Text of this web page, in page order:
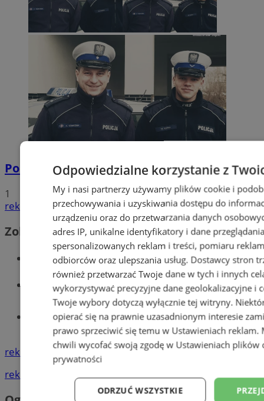
Policyjna eskorta na porodówkę
1
reklama
Zobacz również
Wiadomości kryminalne w Wodzisławiu
Wiadomości lokalne
Tworzenie stron www - Wodzisław
Śląski
reklama
reklama
Odpowiedzialne korzystanie z
My i nasi partnerzy używamy plików cookie i
przechowywania i uzyskiwania dostępu do
urządzeniu oraz do przetwarzania danych
adres IP, unikalne identyfikatory i dane
spersonalizowanych reklam i treści, pomiaru
odbiorców oraz ulepszania usług. Dostawcy stron
również przetwarzać Twoje dane w tych i innych
wykorzystywać precyzyjne dane geolokalizacyjne i
Twoje wybory dotyczą wyłącznie tej witryny.
opierać się na prawnie uzasadnionym interesie
prawo sprzeciwić się temu w Ustawieniach reklam.
chwili wycofać swoją zgodę w Ustawieniach plików
prywatności
ODRZUĆ WSZYSTKIE